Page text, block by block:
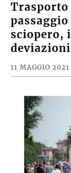
sciopero,
11 MAGGIO 2021